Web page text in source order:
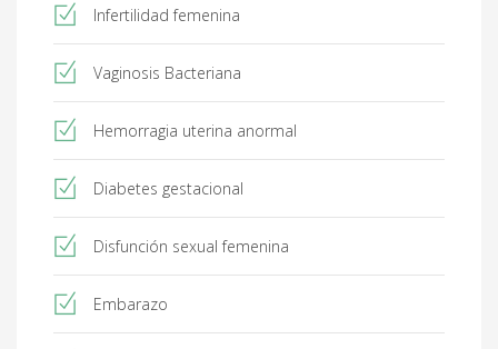
Infertilidad femenina
Vaginosis Bacteriana
Hemorragia uterina anormal
Diabetes gestacional
Disfunción sexual femenina
Embarazo